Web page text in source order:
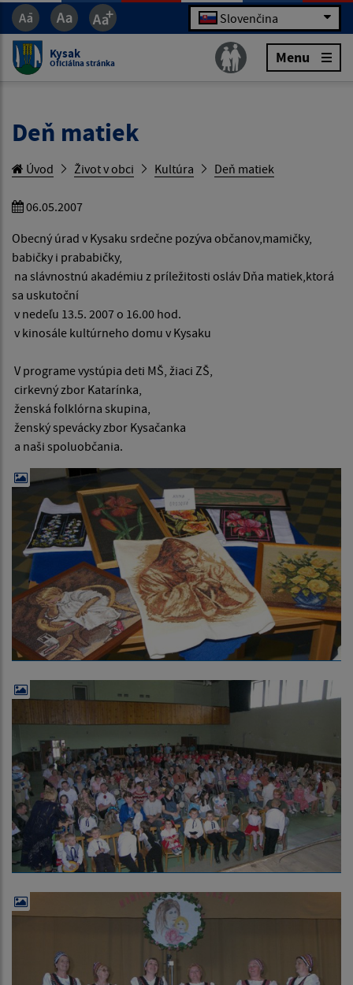
Slovenčina
Kysak
Oficiálna stránka Menu
Deň matiek
Úvod Život v obci Kultúra Deň matiek
06.05.2007
Obecný úrad v Kysaku srdečne pozýva občanov,mamičky,
babičky i prababičky,
na slávnostnú akadémiu z príležitosti osláv Dňa matiek,ktorá
sa uskutoční
v nedeľu 13.5. 2007 o 16.00 hod.
v kinosále kultúrneho domu v Kysaku
V programe vystúpia deti MŠ, žiaci ZŠ,
cirkevný zbor Katarínka,
ženská folklórna skupina,
ženský spevácky zbor Kysačanka
a naši spoluobčania.